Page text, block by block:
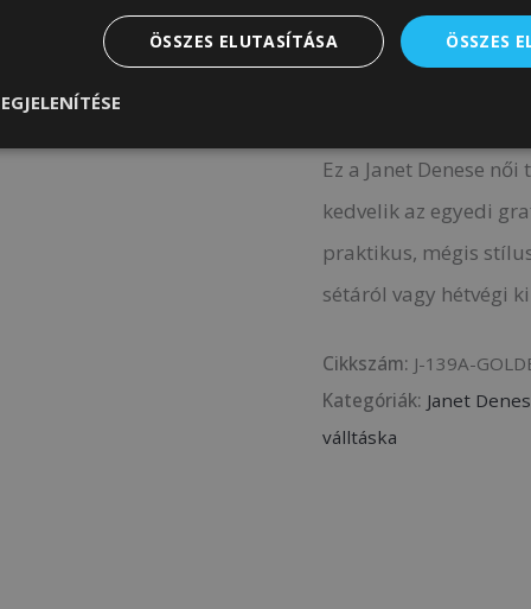
Erős,
Levehető,
Ez a Janet Denese
kedvelik az egyedi
praktikus, mégis
sétáról vagy hétvégi
Cikkszám: J-139A-
Kategóriák: Janet
válltáska
ÖSSZES
ÖSSZES ELUTASÍTÁSA